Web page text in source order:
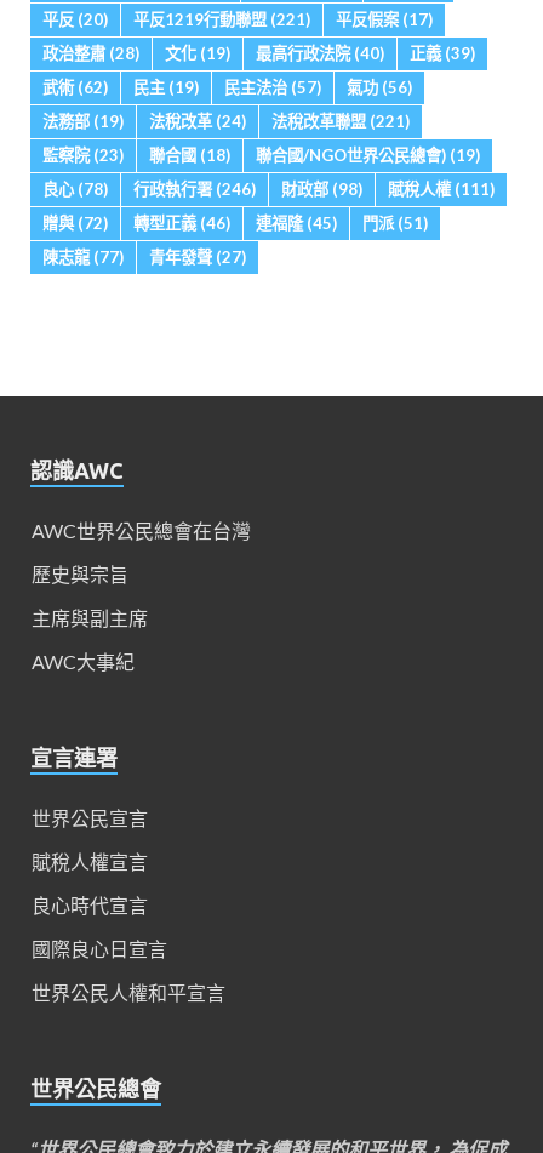
平反 (20) 平反1219行動聯盟 (221) 平反假案(17)
政治整肅 (28) 文化 (19) 最高行政法院(40) 正義(39)
武術(62) 民主 (19) 民主法治 (57) 氣功 (56)
法務部 (19) 法稅改革(24) 法稅改革聯盟 (221)
監察院(23) 聯合國 (18) 聯合國/NGO世界公民總會) (19)
良心(78) 行政執行署 (246) 財政部 (98) 賦稅人權(111)
贈與(72) 轉型正義(46) 連福隆(45) 門派(51)
陳志龍(77) 青年發聲 (27)
認識AWC
AWC世界公民總會在台灣
歷史與宗旨
主席與副主席
AWC大事紀
宣言連署
世界公民宣言
賦稅人權宣言
良心時代宣言
國際良心日宣言
世界公民人權和平宣言
世界公民總會